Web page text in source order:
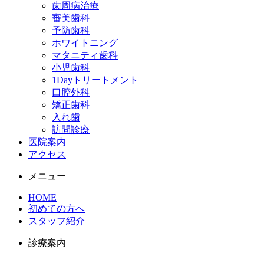
歯周病治療
審美歯科
予防歯科
ホワイトニング
マタニティ歯科
小児歯科
1Dayトリートメント
口腔外科
矯正歯科
入れ歯
訪問診療
医院案内
アクセス
メニュー
HOME
初めての⽅へ
スタッフ紹介
診療案内